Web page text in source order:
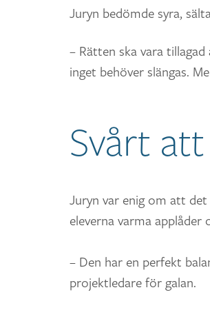
Juryn bedömde syra,
– Rätten ska vara
inget behöver slängas.
Svårt
Juryn var enig om att
eleverna varma
– Den har en perfekt
projektledare för galan.